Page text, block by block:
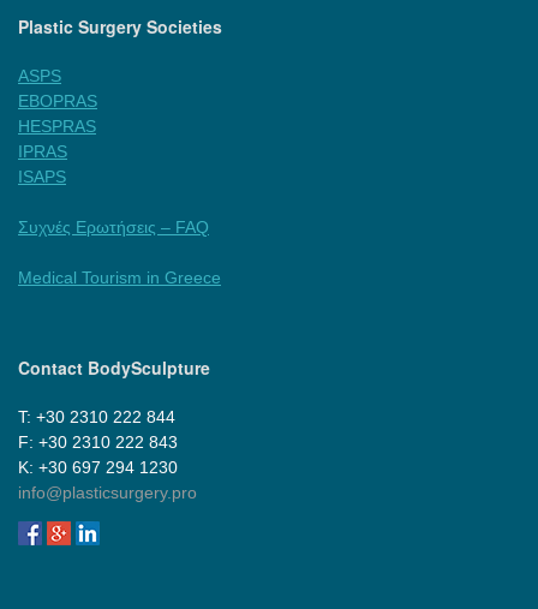
Plastic Surgery Societies
ASPS
EBOPRAS
HESPRAS
IPRAS
ISAPS
Συχνές Ερωτήσεις – FAQ
Medical Tourism in Greece
Contact BodySculpture
Τ: +30 2310 222 844
F: +30 2310 222 843
Κ: +30 697 294 1230
info@plasticsurgery.pro